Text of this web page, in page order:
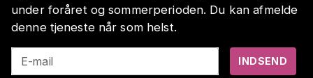
under foråret og sommerperioden. Du kan afmelde
denne tjeneste når som helst.
E-mail INDSEND